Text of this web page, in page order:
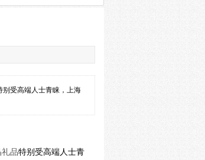
别受高端人士青睐，上海
品特别受高端人士青